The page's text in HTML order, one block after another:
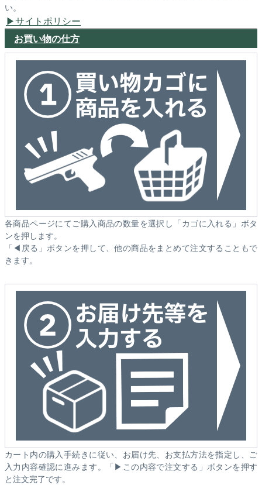
い。
サイトポリシー
お買い物の仕方
各商品ページにてご購入商品の数量を選択し「カゴに入れる」ボタ
ンを押します。
「◀戻る」ボタンを押して、他の商品をまとめて注文することもで
きます。
カート内の購入手続きに従い、お届け先、お支払方法を指定し、ご
入力内容確認に進みます。「▶この内容で注文する」ボタンを押す
と注文完了です。